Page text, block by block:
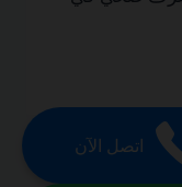
اتصل الآن